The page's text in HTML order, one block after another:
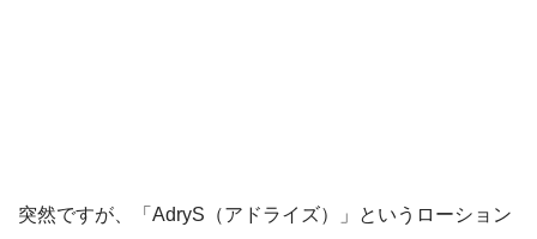
突然ですが、「AdryS（アドライズ）」というローション